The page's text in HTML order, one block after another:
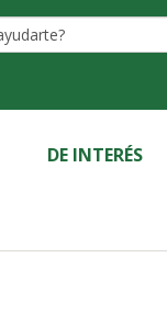
DE INTERÉS